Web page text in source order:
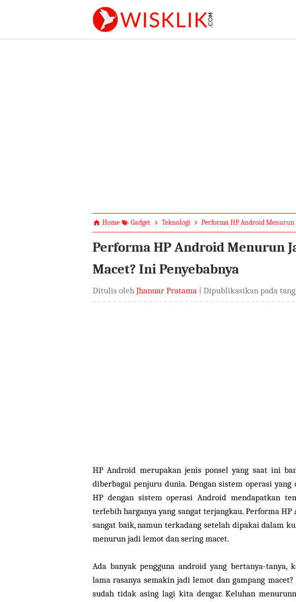
Home Gadget Teknologi Performa HP Android Menurun
Performa HP Android Menurun
Macet? Ini Penyebabnya
Ditulis oleh Jhanuar Pratama | Dipublikasikan pada
HP Android merupakan jenis ponsel yang saat ini
diberbagai penjuru dunia. Dengan sistem operasi
HP dengan sistem operasi Android mendapatkan
terlebih harganya yang sangat terjangkau. Performa
sangat baik, namun terkadang setelah dipakai dalam
menurun jadi lemot dan sering macet.
Ada banyak pengguna android yang bertanya-tanya,
lama rasanya semakin jadi lemot dan gampang
sudah tidak asing lagi kita dengar. Keluhan